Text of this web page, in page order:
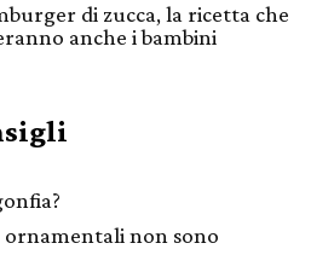
di zucca, la ricetta che
anche i bambini
ornamentali non sono